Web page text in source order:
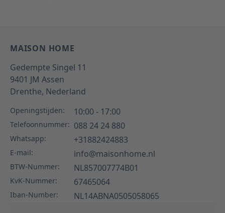
MAISON HOME
Gedempte Singel 11
9401 JM Assen
Drenthe, Nederland
Openingstijden: 10:00 - 17:00
Telefoonnummer: 088 24 24 880
Whatsapp: +31882424883
E-mail: info@maisonhome.nl
BTW-Nummer: NL857007774B01
KvK-Nummer: 67465064
Iban-Number:
NL14ABNA0505058065